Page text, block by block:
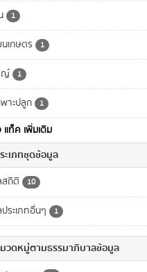
1
นเกษตร 1
ญ์ 1
าะปลูก 1
แท็ค เพิ่มเติม
ะเภทชุดข้อมูล
ถิติ 10
ระเภทอื่นๆ 1
วดหมู่ตามธรรมาภิบาลข้อมูล